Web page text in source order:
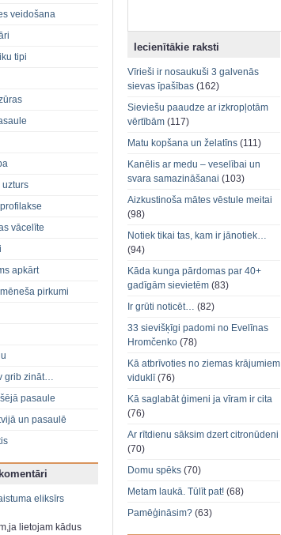
veidošana
tipi
uzturs
vācelīte
apkārt
pirkumi
grib zināt…
pasaule
un pasaulē
eliksīrs
lietojam kādus
Iecienītākie raksti
Vīrieši ir nosaukuši 3 galvenās
sievas īpašības (162)
Sieviešu paaudze ar izkropļotām
vērtībām (117)
Matu kopšana un želatīns (111)
Kanēlis ar medu – veselībai un
svara samazināšanai (103)
Aizkustinoša mātes vēstule meitai
(98)
Notiek tikai tas, kam ir jānotiek…
(94)
Kāda kunga pārdomas par 40+
gadīgām sievietēm (83)
Ir grūti noticēt… (82)
33 sievišķīgi padomi no Evelīnas
Hromčenko (78)
Kā atbrīvoties no ziemas krājumiem
viduklī(76)
Kā saglabāt ģimeni ja vīram ir cita
(76)
Ar rītdienu sāksim dzert citronūdeni
(70)
Domu spēks (70)
Metam laukā. Tūlīt pat! (68)
Pamēģināsim? (63)